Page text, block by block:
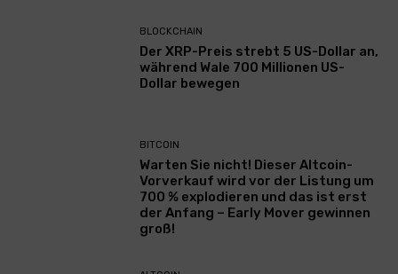
BLOCKCHAIN
Der XRP-Preis strebt 5 US-Dollar an,
während Wale 700 Millionen US-
Dollar bewegen
BITCOIN
Warten Sie nicht! Dieser Altcoin-
Vorverkauf wird vor der Listung um
700 % explodieren und das ist erst
der Anfang – Early Mover gewinnen
groß!